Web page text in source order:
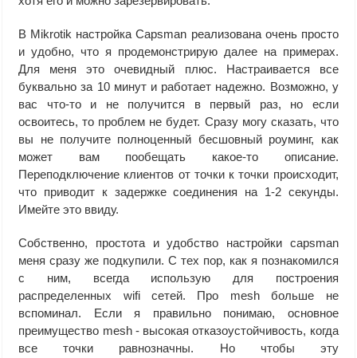
В Mikrotik настройка Capsman реализована очень просто
и удобно, что я продемонстрирую далее на примерах.
Для меня это очевидный плюс. Настраивается все
буквально за 10 минут и работает надежно. Возможно, у
вас что-то и не получится в первый раз, но если
освоитесь, то проблем не будет. Сразу могу сказать, что
вы не получите полноценный бесшовный роуминг, как
может вам пообещать какое-то описание.
Переподключение клиентов от точки к точки происходит,
что приводит к задержке соединения на 1-2 секунды.
Имейте это ввиду.
Собственно, простота и удобство настройки capsman
меня сразу же подкупили. С тех пор, как я познакомился
с ним, всегда использую для построения
распределенных wifi сетей. Про mesh больше не
вспоминал. Если я правильно понимаю, основное
преимущество mesh - высокая отказоустойчивость, когда
все точки равнозначны. Но чтобы эту